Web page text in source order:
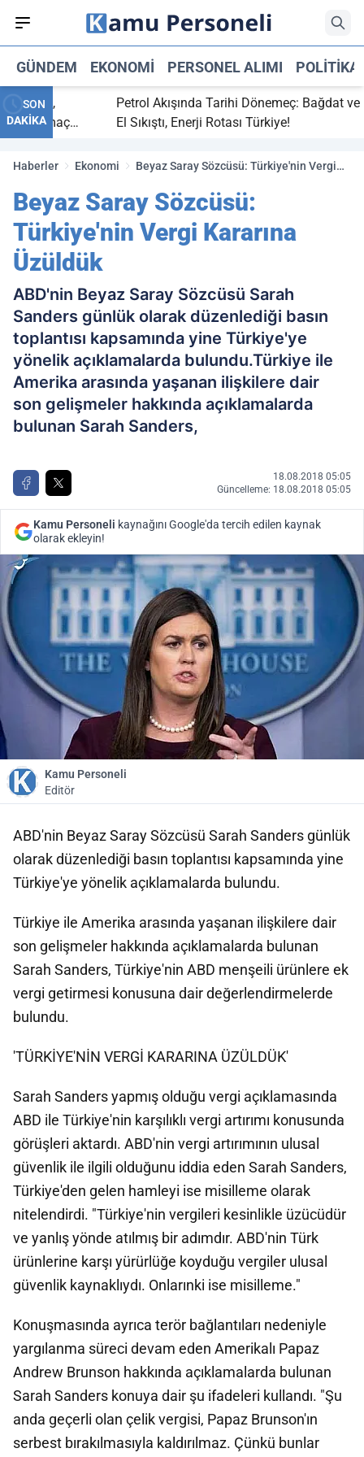
GÜNDEM EKONOMI PERSONEL ALIMI POLITIKA
SON
DAKİKA
bitti,
maç
Petrol Akışında Tarihi Dönemeç: Bağdat ve
El Sıkıştı, Enerji Rotası Türkiye!
Haberler Ekonomi
Beyaz Saray Sözcüsü: Türkiye'nin Vergi
Beyaz Saray Sözcüsü:
Türkiye'nin Vergi Kararına
Üzüldük
ABD'nin Beyaz Saray Sözcüsü Sarah
Sanders günlük olarak düzenlediği basın
toplantısı kapsamında yine Türkiye'ye
yönelik açıklamalarda bulundu.Türkiye ile
Amerika arasında yaşanan ilişkilere dair
son gelişmeler hakkında açıklamalarda
bulunan Sarah Sanders,
18.08.2018 05:05
Güncelleme: 18.08.2018 05:05
Kamu Personeli kaynağını Google'da tercih edilen kaynak
olarak ekleyin!
Kamu Personeli
Editör
ABD'nin Beyaz Saray Sözcüsü Sarah Sanders günlük
olarak düzenlediği basın toplantısı kapsamında yine
Türkiye'ye yönelik açıklamalarda bulundu.
Türkiye ile Amerika arasında yaşanan ilişkilere dair
son gelişmeler hakkında açıklamalarda bulunan
Sarah Sanders, Türkiye'nin ABD menşeili ürünlere ek
vergi getirmesi konusuna dair değerlendirmelerde
bulundu.
'TÜRKİYE'NİN VERGİ KARARINA ÜZÜLDÜK'
Sarah Sanders yapmış olduğu vergi açıklamasında
ABD ile Türkiye'nin karşılıklı vergi artırımı konusunda
görüşleri aktardı. ABD'nin vergi artırımının ulusal
güvenlik ile ilgili olduğunu iddia eden Sarah Sanders,
Türkiye'den gelen hamleyi ise misilleme olarak
nitelendirdi. "Türkiye'nin vergileri kesinlikle üzücüdür
ve yanlış yönde atılmış bir adımdır. ABD'nin Türk
ürünlerine karşı yürürlüğe koyduğu vergiler ulusal
güvenlik kaynaklıydı. Onlarınki ise misilleme."
Konuşmasında ayrıca terör bağlantıları nedeniyle
yargılanma süreci devam eden Amerikalı Papaz
Andrew Brunson hakkında açıklamalarda bulunan
Sarah Sanders konuya dair şu ifadeleri kullandı. "Şu
anda geçerli olan çelik vergisi, Papaz Brunson'ın
serbest bırakılmasıyla kaldırılmaz. Çünkü bunlar